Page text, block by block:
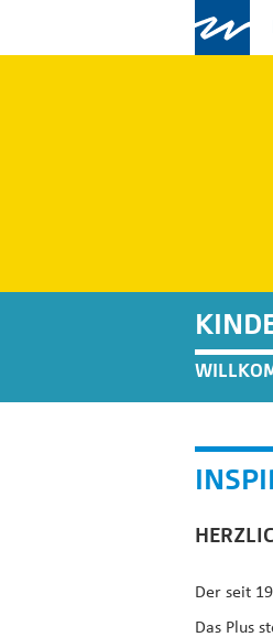
Der seit
Das Plus